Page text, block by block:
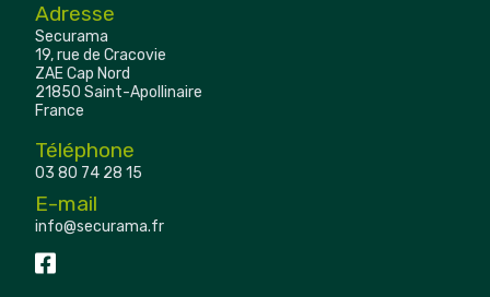
Adresse
Securama
19, rue de Cracovie
ZAE Cap Nord
21850 Saint-Apollinaire
France
Téléphone
03 80 74 28 15
E-mail
info@securama.fr